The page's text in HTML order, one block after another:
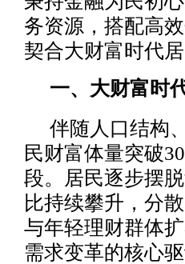
务资源，搭配高
契合大财富时代
一、大财富时
伴随人口结构
民财富体量突破
段。居民逐步摆
比持续攀升，分
与年轻理财群体
需求变革的核心